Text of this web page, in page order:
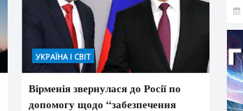
УКРАЇНА І СВІТ
Вірменія звернулася до Росії по
допомогу щодо “забезпечення